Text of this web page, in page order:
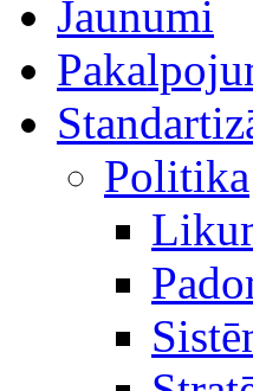
Jaunumi
Politika